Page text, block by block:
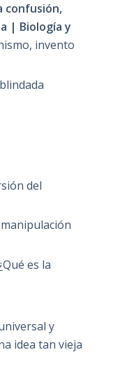
confusión,
| Biología y
invento
del
es la
y
idea tan vieja